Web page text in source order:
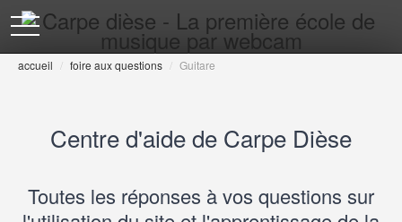
toggle
accueil / foire aux questions / Guitare
Centre d'aide de Carpe Dièse
Toutes les réponses à vos questions sur